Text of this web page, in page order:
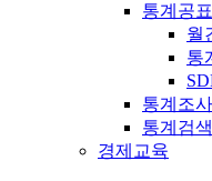
통계공
월
통
통계조
통계검색
경제교육